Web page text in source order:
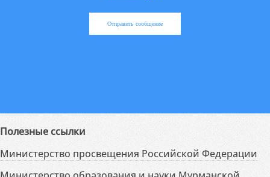
Отправить сообщение
Полезные ссылки
Министерство просвещения Российской Федерации